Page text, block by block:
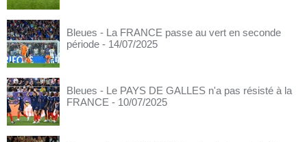
Bleues - La FRANCE passe au vert en seconde
période - 14/07/2025
Bleues - Le PAYS DE GALLES n'a pas résisté à la
FRANCE - 10/07/2025